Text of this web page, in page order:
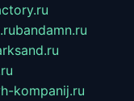
bandamn.ru
kompanij.ru